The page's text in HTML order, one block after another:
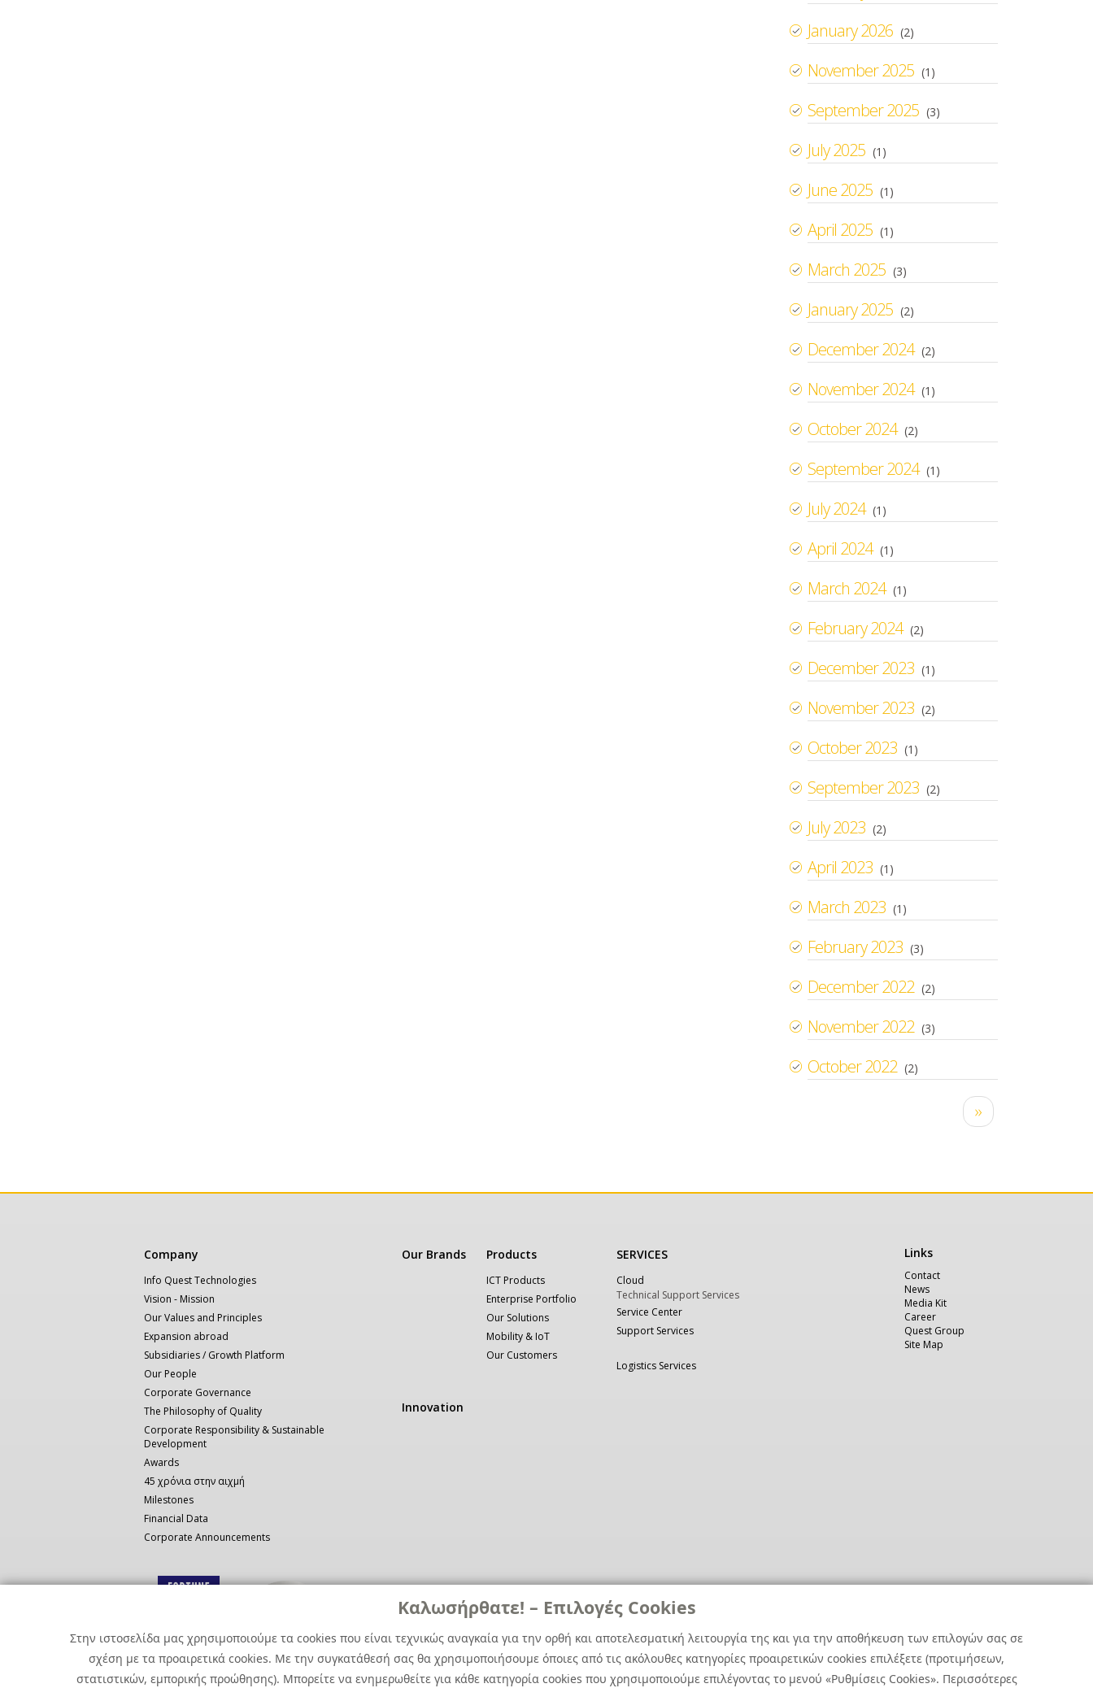
Καλωσήρθατε! – Επιλογές Cookies
Στην ιστοσελίδα μας χρησιμοποιούμε τα cookies που είναι τεχνικώς αναγκαία για την ορθή και αποτελεσματική λειτουργία της και για την αποθήκευση των επιλογών σας σε
σχέση με τα προαιρετικά cookies. Με την συγκατάθεσή σας θα χρησιμοποιήσουμε όποιες από τις ακόλουθες κατηγορίες προαιρετικών cookies επιλέξετε (προτιμήσεων,
στατιστικών, εμπορικής προώθησης). Μπορείτε να ενημερωθείτε για κάθε κατηγορία cookies που χρησιμοποιούμε επιλέγοντας το μενού «Ρυθμίσεις Cookies». Περισσότερες
January 2026 (2)
November 2025 (1)
September 2025 (3)
July 2025 (1)
June 2025 (1)
April 2025 (1)
March 2025 (3)
January 2025 (2)
December 2024 (2)
November 2024 (1)
October 2024 (2)
September 2024 (1)
July 2024 (1)
April 2024 (1)
March 2024 (1)
February 2024 (2)
December 2023 (1)
November 2023 (2)
October 2023 (1)
September 2023 (2)
July 2023 (2)
April 2023 (1)
March 2023 (1)
February 2023 (3)
December 2022 (2)
November 2022 (3)
October 2022 (2)
Next
page
››
Κεντρική
πλοήγηση
Company
Info Quest Technologies
Vision - Mission
Our Values and Principles
Expansion abroad
Subsidiaries / Growth Platform
Our People
Corporate Governance
The Philosophy of Quality
Corporate Responsibility & Sustainable
Development
Awards
45 χρόνια στην αιχμή
Milestones
Financial Data
Corporate Announcements
Our Brands Products
ICT Products
Enterprise Portfolio
Our Solutions
Mobility & IoT
Our Customers
SERVICES
Cloud
Technical Support Services
Service Center
Support Services
Logistics Services
Innovation
Χρήσιμα
Links
Contact
News
Media Kit
Career
Quest Group
Site Map